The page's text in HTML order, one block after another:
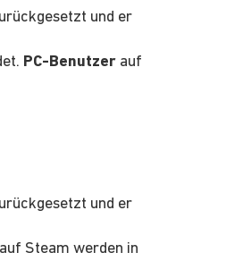
und er
PC-Benutzer auf
und er
auf Steam werden in